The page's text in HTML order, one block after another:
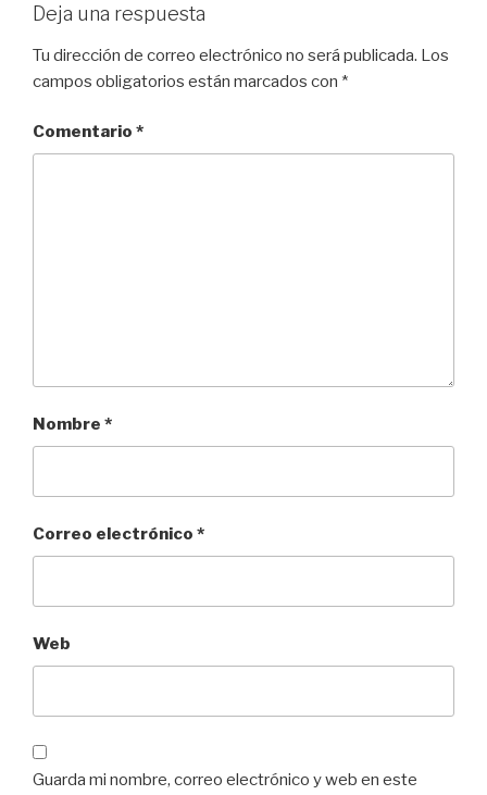
Deja una respuesta
Tu dirección de correo electrónico no será publicada. Los
campos obligatorios están marcados con *
Comentario *
Nombre *
Correo electrónico *
Web
Guarda mi nombre, correo electrónico y web en este